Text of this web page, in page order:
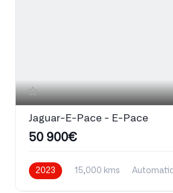
Jaguar-E-Pace - E-Pace
50 900€
2023 15,000 kms